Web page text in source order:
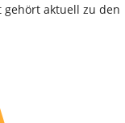
aktuell zu den